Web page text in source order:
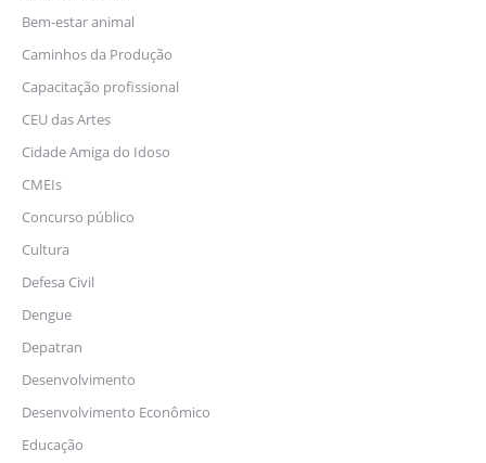
Bem-estar animal
Caminhos da Produção
Capacitação profissional
CEU das Artes
Cidade Amiga do Idoso
CMEIs
Concurso público
Cultura
Defesa Civil
Dengue
Depatran
Desenvolvimento
Desenvolvimento Econômico
Educação